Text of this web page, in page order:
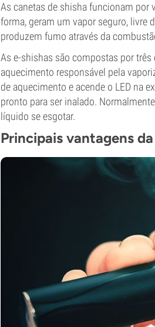
As canetas de shisha funcionam por
forma, geram um vapor seguro, livre
produzem fumo através da
As e-shishas são compostas por
aquecimento responsável pela
de aquecimento e acende o LED na
pronto para ser inalado.
líquido se esgotar.
Principais vantagens